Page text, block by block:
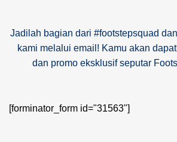
Jadilah bagian dari #footstepsquad
kami melalui email! Kamu akan
dan promo eksklusif seputar
[forminator_form id="31563"]